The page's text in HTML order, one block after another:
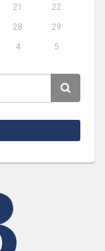
21
22
28
29
4 5